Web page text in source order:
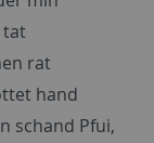
grossen